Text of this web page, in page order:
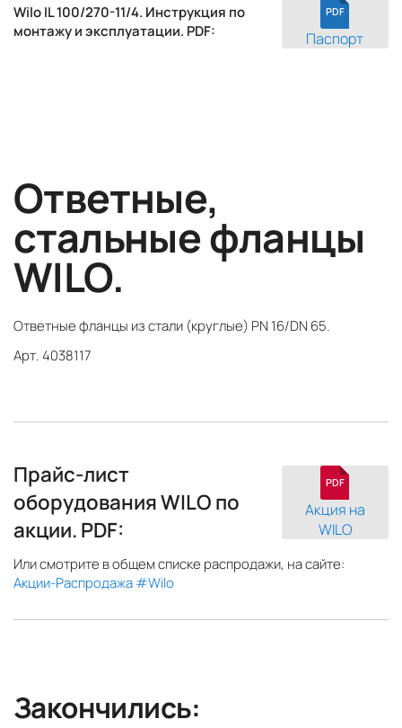
Wilo IL 100/270-11/4. Инструкция по
монтажу и эксплуатации. PDF:
PDF
Паспорт
Ответные,
стальные фланцы
WILO.
Ответные фланцы из стали (круглые) PN 16/DN 65.
Арт. 4038117
Прайс-лист
оборудования WILO по
акции. PDF:
PDF
Акция на
WILO
Или смотрите в общем списке распродажи, на сайте:
Акции-Распродажа #Wilo
Закончились: